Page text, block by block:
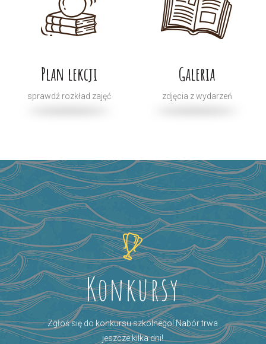
Plan lekcji
sprawdź rozkład zajęć
Galeria
zdjęcia z wydarzeń
Konkursy
Zgłoś się do konkursu szkolnego! Nabór trwa
jeszcze kilka dni!